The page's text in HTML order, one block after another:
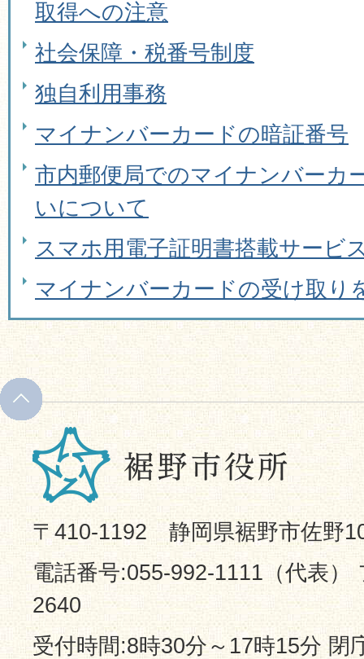
取得への注意
社会保障・税番号制度
独自利用事務
マイナンバーカードの暗証番号
市内郵便局でのマイナンバーカ
いについて
スマホ用電子証明書搭載サービ
マイナンバーカードの受け取り
〒410-1192 静岡県裾野市佐野
電話番号:055-992-1111（代表）
2640
受付時間:8時30分～17時15分 閉